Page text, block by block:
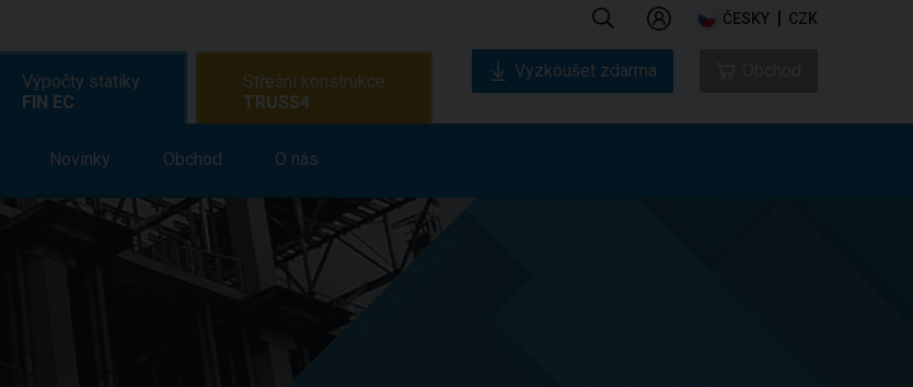
ČESKY CZK
Podpora Novinky Obchod
Výpočty statiky
FIN EC
Novinky Obchod O nás
Střešní konstrukce
TRUSS4
Vyzkoušet zdarma